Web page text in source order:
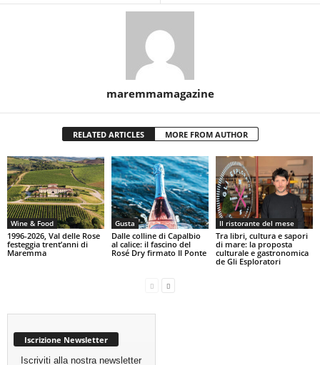
maremmamagazine
RELATED ARTICLES MORE FROM AUTHOR
Wine & Food
1996-2026, Val delle Rose
festeggia trent’anni di
Maremma
Gusta
Dalle colline di Capalbio
al calice: il fascino del
Rosé Dry firmato Il Ponte
Il ristorante del mese
Tra libri, cultura e sapori
di mare: la proposta
culturale e gastronomica
de Gli Esploratori
Iscrizione Newsletter
Iscriviti alla nostra newsletter